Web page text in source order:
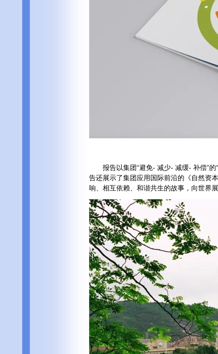
报告以集团“避免- 减少- 减缓- 补偿”的“
告还展示了集团应用国际前沿的《自然资
响、相互依赖、和谐共生的故事，向世界